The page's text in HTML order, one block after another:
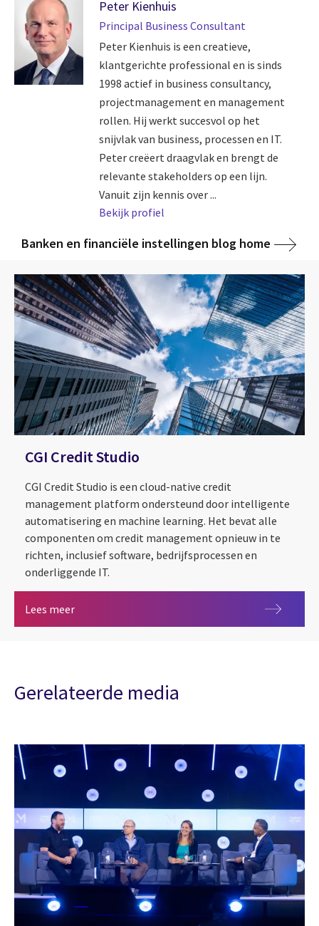
Peter Kienhuis
Principal Business Consultant
Peter Kienhuis is een creatieve,
klantgerichte professional en is sinds
1998 actief in business consultancy,
projectmanagement en management
rollen. Hij werkt succesvol op het
snijvlak van business, processen en IT.
Peter creëert draagvlak en brengt de
relevante stakeholders op een lijn.
Vanuit zijn kennis over ...
Bekijk profiel
Banken en financiële instellingen blog home
CGI Credit Studio
CGI Credit Studio is een cloud-native credit
management platform ondersteund door intelligente
automatisering en machine learning. Het bevat alle
componenten om credit management opnieuw in te
richten, inclusief software, bedrijfsprocessen en
onderliggende IT.
Lees meerCGI Credit Studio
Gerelateerde media